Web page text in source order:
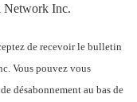
Network Inc.
de recevoir le bulletin
Vous pouvez vous
désabonnement au bas de